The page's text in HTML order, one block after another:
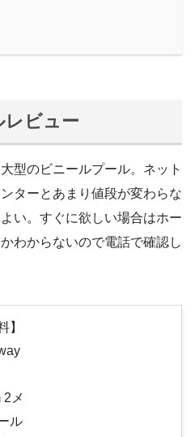
レビュー
型のビニールプール。ネット
ターとあまり値段が変わらな
い。すぐに欲しい場合はホー
わからないので電話で確認し
】
メ
ル